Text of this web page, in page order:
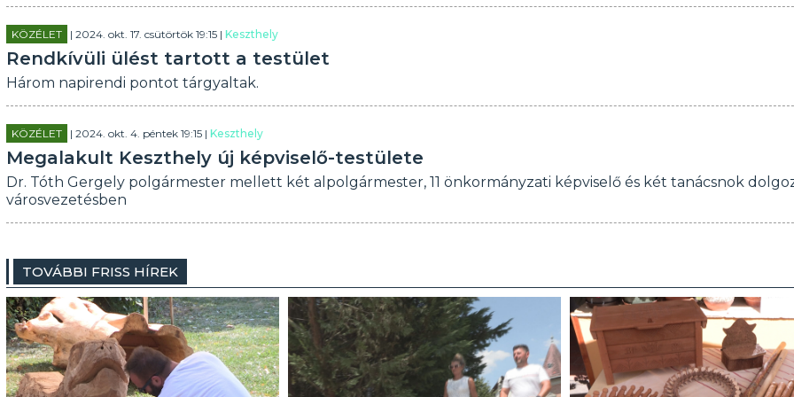
KÖZÉLET | 2024. okt. 17. csütörtök 19:15 | Keszthely
Rendkívüli ülést tartott a testület
Három napirendi pontot tárgyaltak.
KÖZÉLET | 2024. okt. 4. péntek 19:15 | Keszthely
Megalakult Keszthely új képviselő-testülete
Dr. Tóth Gergely polgármester mellett két alpolgármester, 11 önkormányzati képviselő és két tanácsnok
városvezetésben
TOVÁBBI FRISS HÍREK